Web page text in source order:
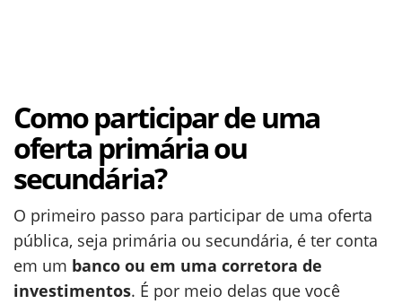
Como participar de uma
oferta primária ou
secundária?
O primeiro passo para participar de uma oferta
pública, seja primária ou secundária, é ter conta
em um banco ou em uma corretora de
investimentos. É por meio delas que você